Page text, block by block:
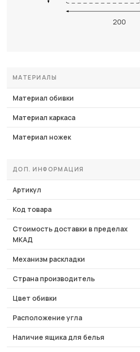
200
МАТЕРИАЛЫ
Материал обивки
Материал каркаса
Материал ножек
ДОП. ИНФОРМАЦИЯ
Артикул
Код товара
Стоимость доставки в пределах
МКАД
Механизм раскладки
Страна производитель
Цвет обивки
Расположение угла
Наличие ящика для белья